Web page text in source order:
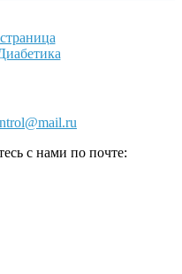
с нами по почте: